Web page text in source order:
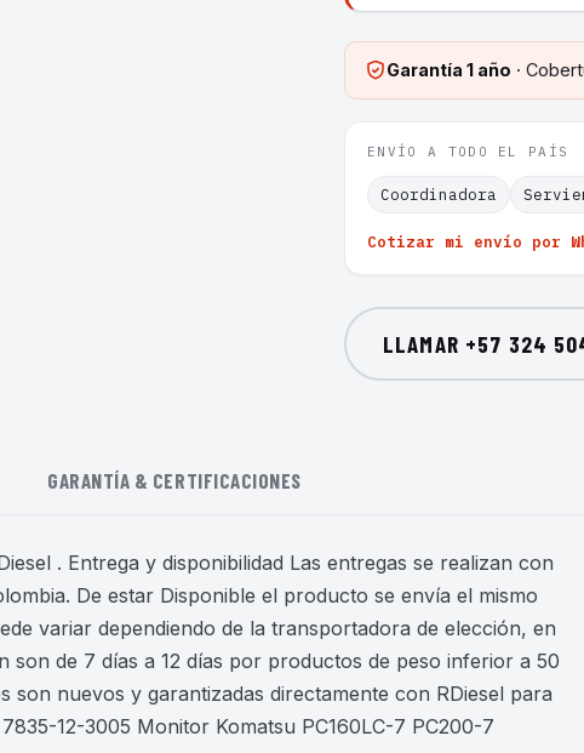
Garantía 1 año ·
ENVÍO A TODO EL PAÍS
Coordinadora
Cotizar mi envío por
LLAMAR +57 324
GARANTÍA & CERTIFICACIONES
. Entrega y disponibilidad Las entregas se realizan con
De estar Disponible el producto se envía el mismo
variar dependiendo de la transportadora de elección, en
son de 7 días a 12 días por productos de peso inferior a 50
nuevos y garantizadas directamente con RDiesel para
12-3005 Monitor Komatsu PC160LC-7 PC200-7